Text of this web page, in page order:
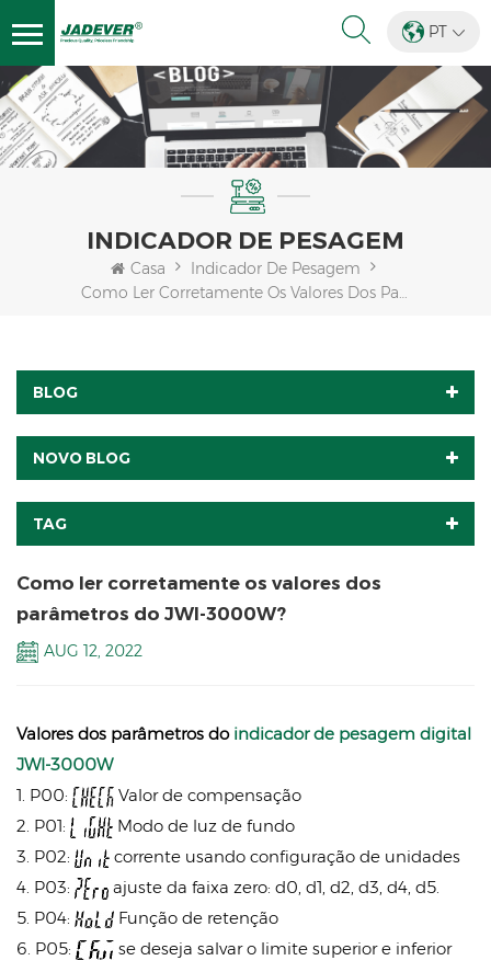
PT
INDICADOR DE PESAGEM
Casa
Indicador De Pesagem
Como Ler Corretamente Os Valores Dos Parâmetros Do JWI-3000W?
BLOG
NOVO BLOG
TAG
Como ler corretamente os valores dos
parâmetros do JWI-3000W?
AUG 12, 2022
Valores dos parâmetros do indicador de pesagem digital
JWI-3000W
1. P00:
Valor de compensação
2. P01:
Modo de luz de fundo
3. P02:
corrente usando configuração de unidades
4. P03:
ajuste da faixa zero: d0, d1, d2, d3, d4, d5.
5. P04:
Função de retenção
6. P05:
se deseja salvar o limite superior e inferior